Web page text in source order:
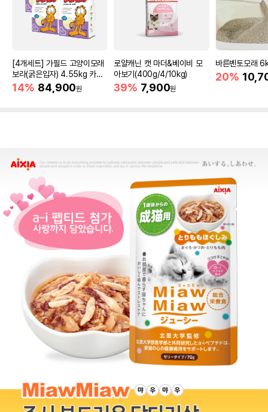
[4개세트] 가필드 고양이모래
보라(굵은입자) 4.55kg 카사
바모래
14% 84,900원
로얄캐닌 캣 마더&베이비 모
아보기(400g/4/10kg)
39% 7,900원
바른벤토모래
20%